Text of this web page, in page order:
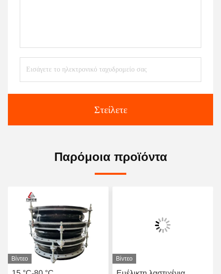
Στείλετε
Παρόμοια προϊόντα
Βίντεο Βίντεο